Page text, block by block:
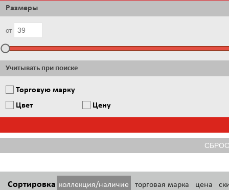
Размеры
от
Учитывать при поиске
Торговую марку
Цвет
Цену
Сортировка коллекция/наличие торговая марка цена